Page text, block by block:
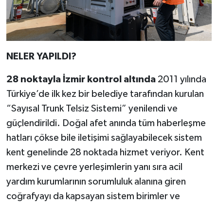
NELER YAPILDI?
28 noktayla İzmir kontrol altında2011 yılında
Türkiye’de ilk kez bir belediye tarafından kurulan
“Sayısal Trunk Telsiz Sistemi” yenilendi ve
güçlendirildi. Doğal afet anında tüm haberleşme
hatları çökse bile iletişimi sağlayabilecek sistem
kent genelinde 28 noktada hizmet veriyor. Kent
merkezi ve çevre yerleşimlerin yanı sıra acil
yardım kurumlarının sorumluluk alanına giren
coğrafyayı da kapsayan sistem birimler ve